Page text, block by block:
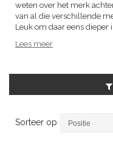
weten over het merk
van al die verschillende
Leuk om daar eens dieper
Lees meer
Sorteer op